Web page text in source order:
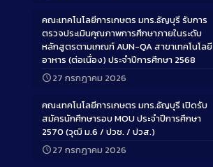
คณะเทคโนโลยีการเกษตร มทร.ธัญบุรี รับการ
ตรวจประเมินคุณภาพการศึกษาภายในระดับ
หลักสูตรตามเกณฑ์ AUN-QA สาขาเทคโนโลยี
อาหาร (ต่อเนื่อง) ประจำปีการศึกษา 2568
27 กรกฎาคม 2026
คณะเทคโนโลยีการเกษตร มทร.ธัญบุรี เปิดรับ
สมัครนักศึกษารอบ MOU ประจำปีการศึกษา
2570 (วุฒิ ม.6 / ปวช. / ปวส.)
27 กรกฎาคม 2026